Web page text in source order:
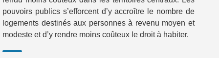
pouvoirs publics s’efforcent d’y accroître le nombre de
logements destinés aux personnes à revenu moyen et
modeste et d’y rendre moins coûteux le droit à habiter.